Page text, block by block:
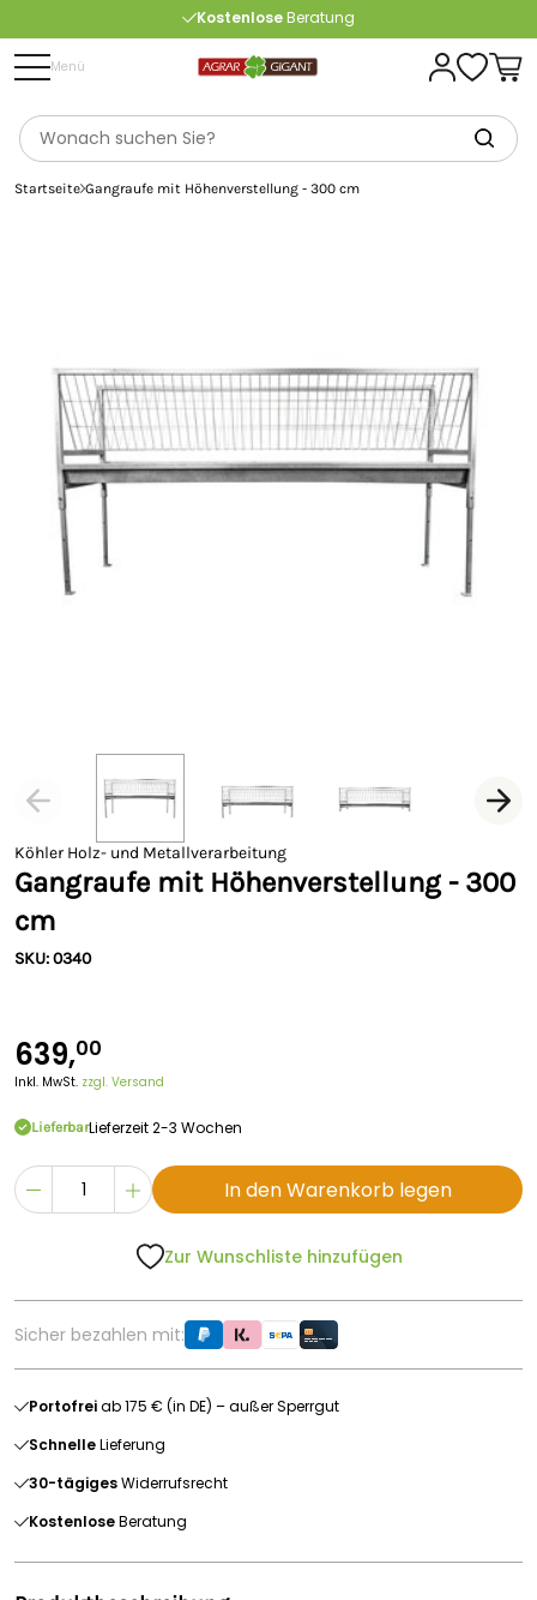
KostenloseBeratung
ab 175 € (in DE) – außer Sperrgut
Menü
Startseite Gangraufe mit Höhenverstellung - 300 cm
Köhler Holz- und Metallverarbeitung
Gangraufe mit Höhenverstellung - 300
cm
SKU: 0340
639,00
Inkl. MwSt. zzgl. Versand
LieferbarLieferzeit 2-3 Wochen
In den Warenkorb legen
Zur Wunschliste hinzufügen
Sicher bezahlen mit:
Portofreiab 175 € (in DE) – außer Sperrgut
SchnelleLieferung
30-tägigesWiderrufsrecht
KostenloseBeratung